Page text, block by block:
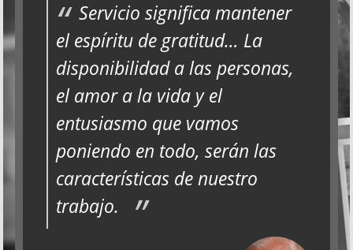
Servicio significa mantener
el espíritu de gratitud… La
disponibilidad a las personas,
el amor a la vida y el
entusiasmo que vamos
poniendo en todo, serán las
características de nuestro
trabajo.